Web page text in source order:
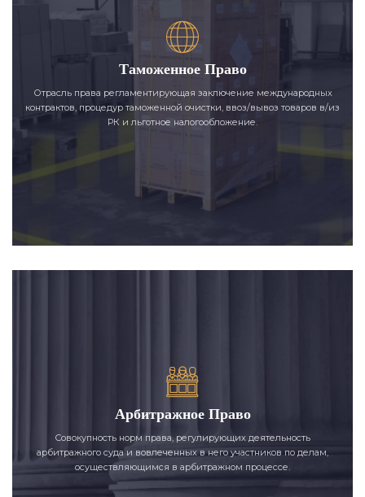
Таможенное Право
Отрасль права регламентирующая заключение международных
контрактов, процедур таможенной очистки, ввоз/вывоз товаров в/из
РК и льготное налогообложение.
Арбитражное Право
Совокупность норм права, регулирующих деятельность
арбитражного суда и вовлеченных в него участников по делам,
осуществляющимся в арбитражном процессе.